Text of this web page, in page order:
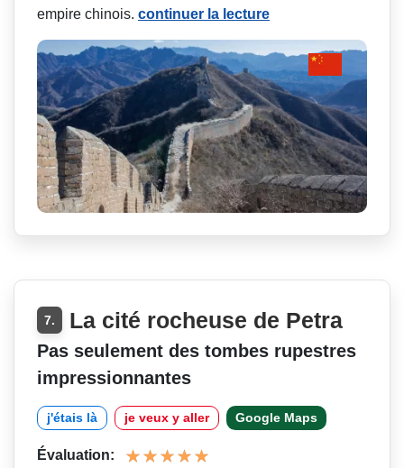
empire chinois. continuer la lecture
7. La cité rocheuse de Petra
Pas seulement des tombes rupestres
impressionnantes
j'étais là je veux y aller Google Maps
Évaluation: